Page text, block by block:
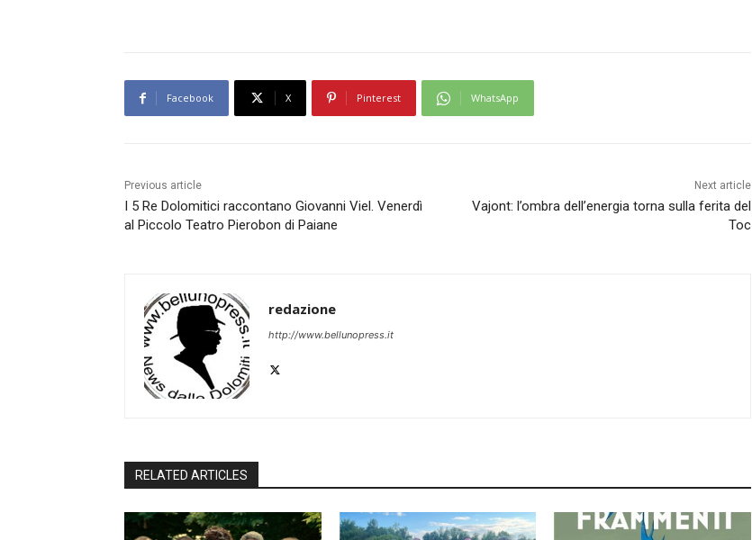
Facebook X Pinterest WhatsApp
Previous article
I 5 Re Dolomitici raccontano Giovanni Viel. Venerdì
al Piccolo Teatro Pierobon di Paiane
Next article
Vajont: l’ombra dell’energia torna sulla ferita del
Toc
redazione
http://www.bellunopress.it
RELATED ARTICLES